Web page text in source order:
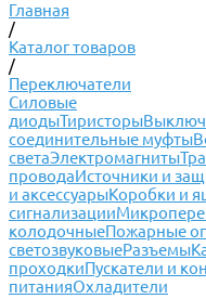
Главная
/
Каталог товаров
/
Переключатели
Силовые
диодыТиристоры
соединительные муфты
светаЭлектромагниты
проводаИсточники и
и аксессуарыКоробки и
сигнализации
колодочныеПожарные
светозвуковыеРазъемы
проходкиПускатели и
питанияОхладители